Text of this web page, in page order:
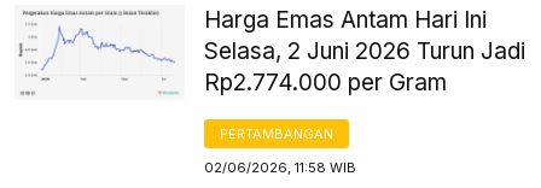
Harga Emas Antam Hari Ini
Selasa, 2 Juni 2026 Turun Jadi
Rp2.774.000 per Gram
PERTAMBANGAN
02/06/2026, 11:58 WIB